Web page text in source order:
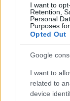
I want to
Retention,
Personal
Purposes
Opted Out
Google
I want to
related to
device